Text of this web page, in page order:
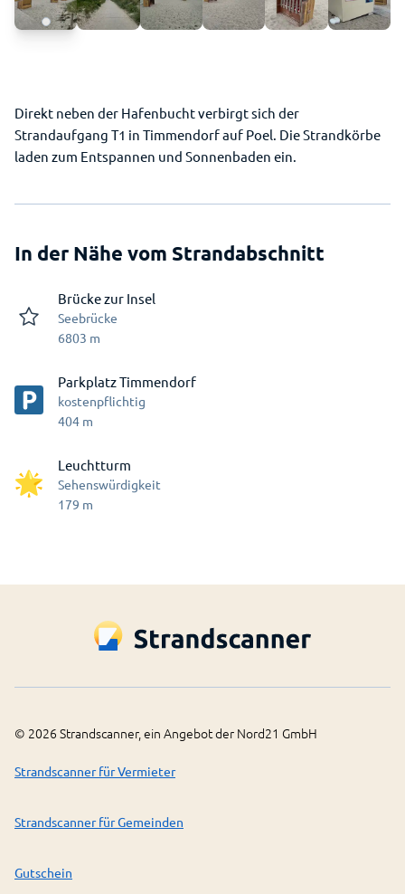
Direkt neben der Hafenbucht verbirgt sich der
Strandaufgang T1 in Timmendorf auf Poel. Die Strandkörbe
laden zum Entspannen und Sonnenbaden ein.
In der Nähe vom Strandabschnitt
Brücke zur Insel
Seebrücke
6803 m
Parkplatz Timmendorf
kostenpflichtig
404 m
Leuchtturm
Sehenswürdigkeit
179 m
© 2026 Strandscanner, ein Angebot der Nord21 GmbH
Strandscanner für Vermieter
Strandscanner für Gemeinden
Gutschein